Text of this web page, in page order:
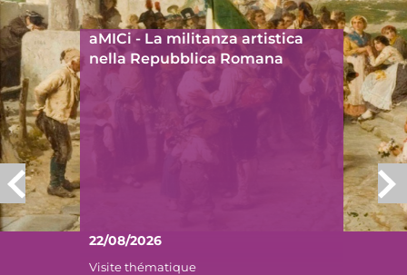
aMICi - La militanza artistica
nella Repubblica Romana
22/08/2026
Visite thématique